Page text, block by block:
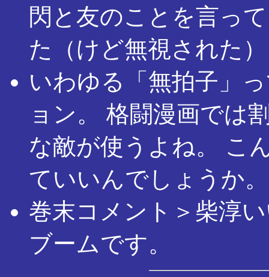
閃と友のことを言っ
た（けど無視された
いわゆる「無拍子」
ョン。 格闘漫画では
な敵が使うよね。 こ
ていいんでしょうか。
巻末コメント＞柴淳
ブームです。